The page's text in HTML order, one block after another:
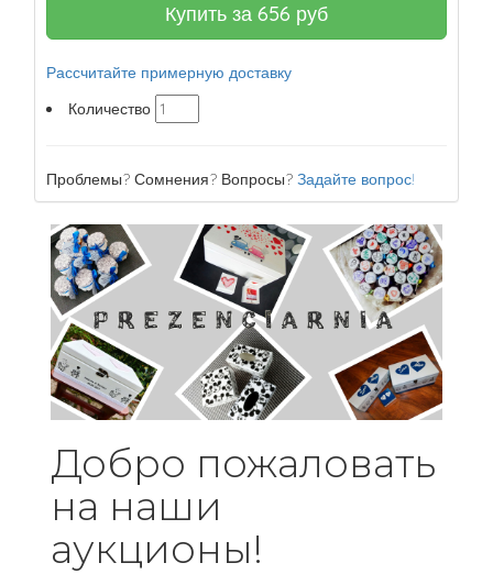
Купить за 656 руб
Рассчитайте примерную доставку
Количество
Проблемы? Сомнения? Вопросы? Задайте вопрос!
Добро пожаловать
на наши
аукционы!